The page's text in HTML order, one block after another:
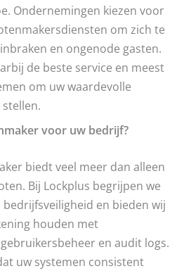
Ondernemingen kiezen voor
om zich te
en ongenode gasten.
de beste service en meest
om uw waardevolle
voor uw bedrijf?
biedt veel meer dan alleen
Bij Lockplus begrijpen we
en bieden wij
houden met
en audit logs.
uw systemen consistent